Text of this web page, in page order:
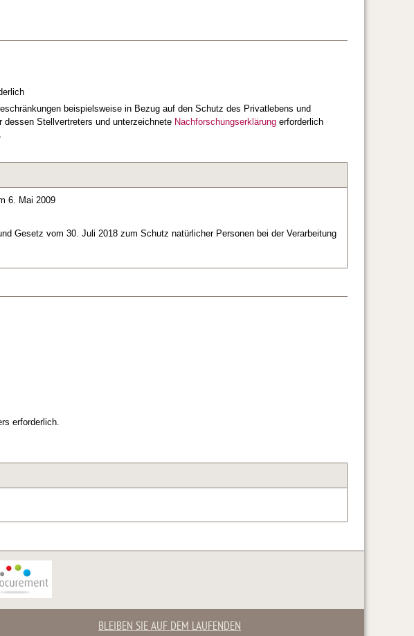
beispielsweise in Bezug auf den Schutz des Privatlebens und
dessen Stellvertreters und unterzeichnete Nachforschungserklärung erforderlich
6. Mai 2009
Gesetz vom 30. Juli 2018 zum Schutz natürlicher Personen bei der Verarbeitung
erforderlich.
BLEIBEN SIE AUF DEM LAUFENDEN